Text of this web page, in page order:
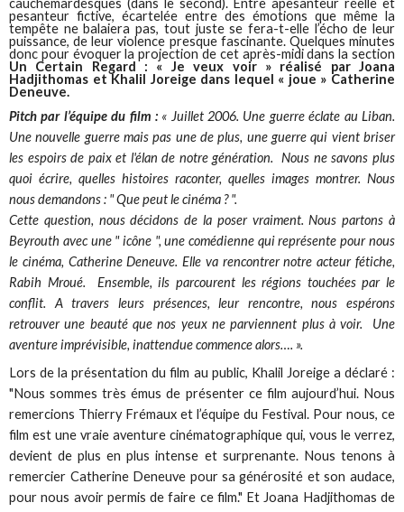
pesanteur fictive, écartelée entre des émotions que même la
tempête ne balaiera pas, tout juste se fera-t-elle l’écho de leur
puissance, de leur violence presque fascinante. Quelques minutes
donc pour évoquer la projection de cet après-midi dans la section
Un Certain Regard : « Je veux voir » réalisé par Joana
Hadjithomas et Khalil Joreige dans lequel « joue » Catherine
Deneuve.
Pitch par l’équipe du film :« Juillet 2006. Une guerre éclate au Liban.
Une nouvelle guerre mais pas une de plus, une guerre qui vient briser
les espoirs de paix et l'élan de notre génération. Nous ne savons plus
quoi écrire, quelles histoires raconter, quelles images montrer. Nous
nous demandons : " Que peut le cinéma ? ".
Cette question, nous décidons de la poser vraiment. Nous partons à
Beyrouth avec une " icône ", une comédienne qui représente pour nous
le cinéma, Catherine Deneuve. Elle va rencontrer notre acteur fétiche,
Rabih Mroué. Ensemble, ils parcourent les régions touchées par le
conflit. A travers leurs présences, leur rencontre, nous espérons
retrouver une beauté que nos yeux ne parviennent plus à voir. Une
aventure imprévisible, inattendue commence alors…. ».
Lors de la présentation du film au public, Khalil Joreige a déclaré :
"Nous sommes très émus de présenter ce film aujourd’hui. Nous
remercions Thierry Frémaux et l’équipe du Festival. Pour nous, ce
film est une vraie aventure cinématographique qui, vous le verrez,
devient de plus en plus intense et surprenante. Nous tenons à
remercier Catherine Deneuve pour sa générosité et son audace,
pour nous avoir permis de faire ce film." Et Joana Hadjithomas de